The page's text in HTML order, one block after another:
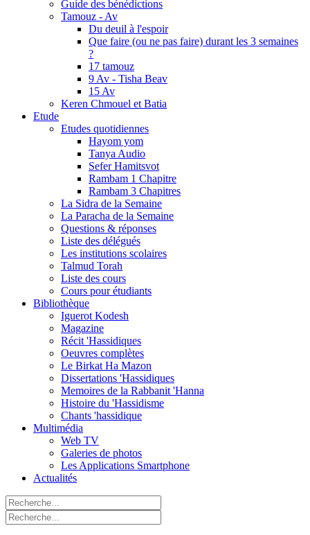
Guide des bénédictions
Tamouz - Av
Du deuil à l'espoir
Que faire (ou ne pas faire) durant les 3 semaines
?
17 tamouz
9 Av - Tisha Beav
15 Av
Keren Chmouel et Batia
Etude
Etudes quotidiennes
Hayom yom
Tanya Audio
Sefer Hamitsvot
Rambam 1 Chapitre
Rambam 3 Chapitres
La Sidra de la Semaine
La Paracha de la Semaine
Questions & réponses
Liste des délégués
Les institutions scolaires
Talmud Torah
Liste des cours
Cours pour étudiants
Bibliothèque
Iguerot Kodesh
Magazine
Récit 'Hassidiques
Oeuvres complètes
Le Birkat Ha Mazon
Dissertations 'Hassidiques
Memoires de la Rabbanit 'Hanna
Histoire du 'Hassidisme
Chants 'hassidique
Multimédia
Web TV
Galeries de photos
Les Applications Smartphone
Actualités